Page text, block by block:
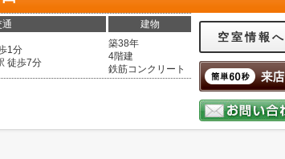
通 建物
1分
徒歩7分
築38年
4階建
鉄筋コンクリート
空室情報へ